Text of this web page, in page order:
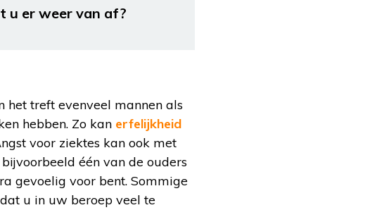
u er weer van af?
het treft evenveel mannen als
hebben. Zo kan erfelijkheid
voor ziektes kan ook met
één van de ouders
gevoelig voor bent. Sommige
u in uw beroep veel te